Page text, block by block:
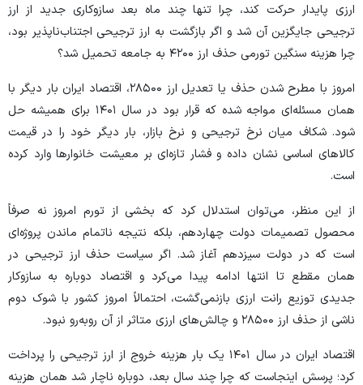
ارزی پایدار حرکت کند، چرا تنها چند ماه بعد سازوکاری جدید از ارز
ترجیحی جایگزین آن شد و اگر بازگشت به ارز ترجیحی اجتناب‌ناپذیر بود،
چرا هزینه سنگین تورمی حذف ارز ۴۲۰۰ به جامعه تحمیل شد؟
امروز با مطرح شدن حذف یا تعدیل ارز ۲۸۵۰۰، اقتصاد ایران بار دیگر با
همان مسئله‌ای مواجه شده که قرار بود در سال ۱۴۰۱ برای همیشه حل
شود. شکاف میان نرخ ترجیحی و نرخ بازار، بار دیگر خود را در قیمت
کالا‌های اساسی نشان داده و فشار تازه‌ای بر معیشت خانوار‌ها وارد کرده
است.
از این منظر، می‌توان استدلال کرد که بخشی از تورم امروز نه صرفاً
محصول تصمیمات دولت چهاردهم، بلکه نتیجه ناتمام ماندن پروژه‌ای
است که در دولت سیزدهم آغاز شد. اگر سیاست حذف ارز ترجیحی در
همان مقطع تا انتها ادامه پیدا می‌کرد و اقتصاد دوباره به سازوکار
جدیدی توزیع رانت ارزی بازنمی‌گشت، احتمالاً امروز کشور با شوک دوم
ناشی از حذف ارز ۲۸۵۰۰ و چالش‌های ارزی متاثر از آن روبه‌رو نبود.
اقتصاد ایران در سال ۱۴۰۱ یک بار هزینه خروج از ارز ترجیحی را پرداخت
کرد؛ پرسش اینجاست که چرا چند سال بعد، دوباره ناچار شد همان هزینه